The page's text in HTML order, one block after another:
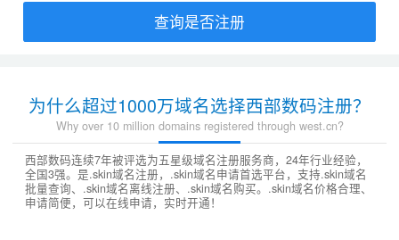
查询是否注册
为什么超过1000万域名选择西部数码注册？
Why over 10 million domains registered through west.cn?
西部数码连续7年被评选为五星级域名注册服务商，24年行业经验，
全国3强。是.skin域名注册，.skin域名申请首选平台，支持.skin域名
批量查询、.skin域名离线注册、.skin域名购买。.skin域名价格合理、
申请简便，可以在线申请，实时开通！